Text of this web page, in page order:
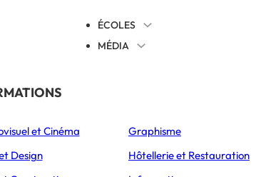
ÉCOLES
MÉDIA
Éducation
L’Express Éducation
Bachelors
et Cinéma
Design
Graphisme
Hôtellerie et Restauration